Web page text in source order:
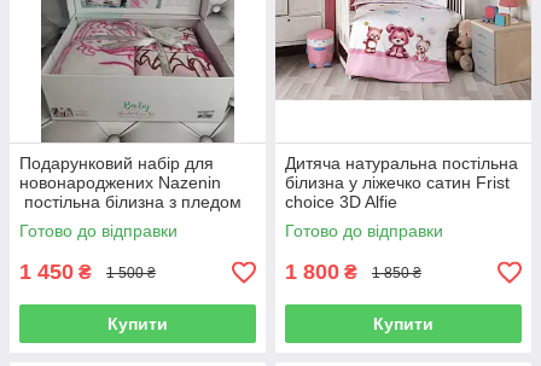
Подарунковий набір для
новонароджених Nazenin
постільна білизна з пледом
Готово до відправки
1 450 ₴ 1 500 ₴
Купити
Дитяча натуральна постільна
білизна у ліжечко сатин Frist
choice 3D Alfie
Готово до відправки
1 800 ₴ 1 850 ₴
Купити